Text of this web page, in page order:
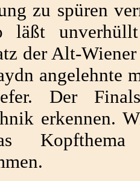
zu spüren
läßt
der Alt-
angelehnte
Der
erkennen.
Kopfthema